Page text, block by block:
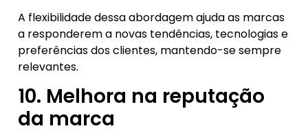
A flexibilidade dessa abordagem ajuda as marcas
a responderem a novas tendências, tecnologias e
preferências dos clientes, mantendo-se sempre
relevantes.
10. Melhora na reputação
da marca